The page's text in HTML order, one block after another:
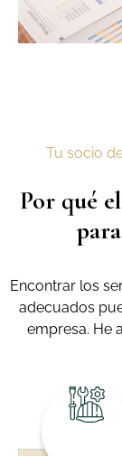
Tu socio
Por qué
Encontrar los
adecuados
empresa. He